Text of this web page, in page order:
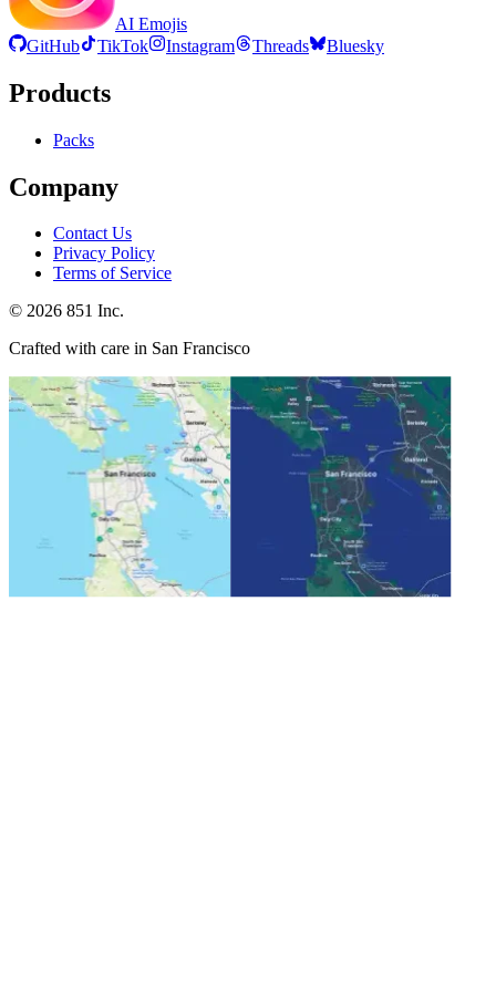
AI Emojis
GitHub
TikTok Instagram Threads Bluesky
Products
Packs
Company
Contact Us
Privacy Policy
Terms of Service
© 2026 851 Inc.
Crafted with care in San Francisco